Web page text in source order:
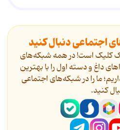
اجتماعی دنبال کنید
یک کلیک است! در همه شبکه‌های
داغ و دسته اول را با بهترین
ما را در شبکه‌های اجتماعی
کنید.